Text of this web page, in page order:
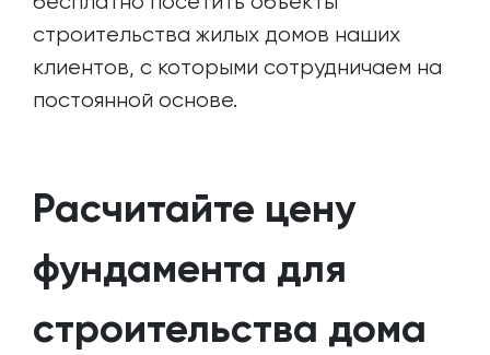
строительства жилых домов наших
клиентов, с которыми сотрудничаем на
постоянной основе.
Расчитайте цену
фундамента для
строительства дома